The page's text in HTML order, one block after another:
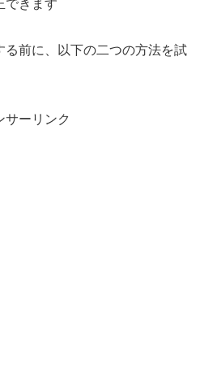
できます
る前に、以下の二つの方法を試
サーリンク